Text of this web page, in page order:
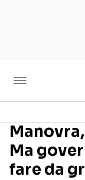
Ma
fare da